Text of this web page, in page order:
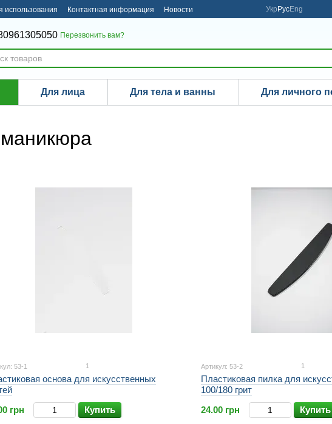
использования Контактная информация Новости Укр РусEng
Перезвонить вам?
Для лица Для тела и ванны Для личного
53-1 1
основа для искусственных
грн
Купить
Артикул: 53-2 1
Пластиковая пилка для
100/180 грит
24.00 грн
Купить